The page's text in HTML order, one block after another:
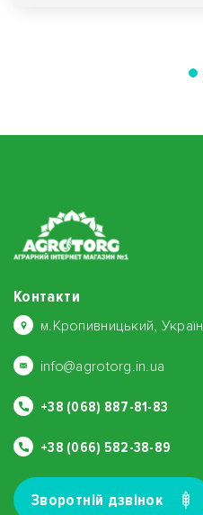
Контакти
м.Кропивницький,
info@agrotorg.in.ua
+38 (068) 887-81-83
+38 (066) 582-38-89
Зворотнiй дзвiнок